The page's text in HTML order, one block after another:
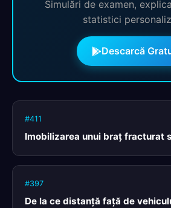
Simulări de examen,
statistici
Descarcă
#411
Imobilizarea unui braţ fracturat
#397
De la ce distanță față de